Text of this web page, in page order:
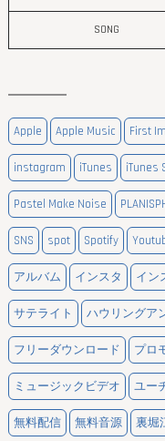
SONG
Apple Apple Music First
instagram iTunes iTunes
Pastel Make Noise
SNS spot Spotify
アルバム インスタ イン
サテライト ハウリングア
フリーダウンロード プロ
ミュージックビデオ ユー
無料配信 無料音源 裏堀